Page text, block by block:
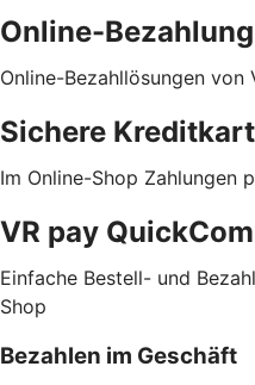
Online-Bezahlung
Online-Bezahllösungen von
Sichere
Im Online-Shop Zahlungen
VR pay
Einfache Bestell- und
Shop
Bezahlen im Geschäft